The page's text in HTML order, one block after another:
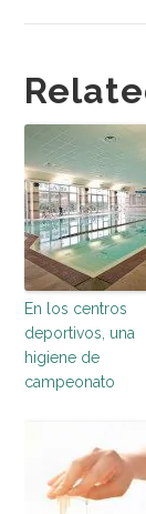
En los centros
deportivos, una
higiene de
campeonato